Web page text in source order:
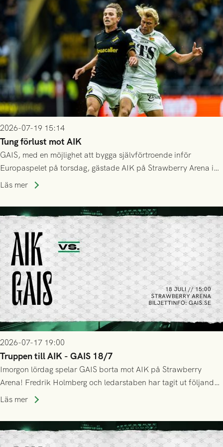
Mostar från Bosnien och Hercegovina.
2026-07-19 15:14
Tung förlust mot AIK
GAIS, med en möjlighet att bygga självförtroende inför
Europaspelet på torsdag, gästade AIK på Strawberry Arena i
Stockholm . Men trots konstant hotande i första halvlek av
lyckades få in 2-0.
Läs mer
2026-07-17 19:00
Truppen till AIK - GAIS 18/7
Imorgon lördag spelar GAIS borta mot AIK på Strawberry
Arena! Fredrik Holmberg och ledarstaben har tagit ut följande
trupp till matchen:
Läs mer